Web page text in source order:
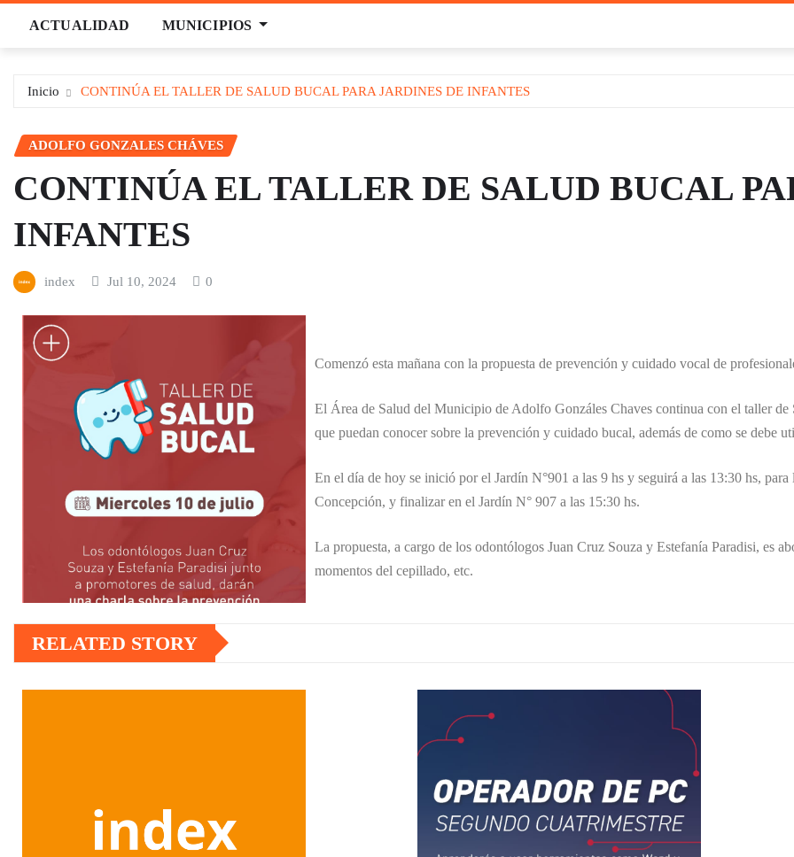
ACTUALIDAD MUNICIPIOS
Inicio CONTINÚA EL TALLER DE SALUD BUCAL PARA JARDINES DE INFANTES
ADOLFO GONZALES CHÁVES
CONTINÚA EL TALLER DE SALUD BUCAL
INFANTES
index Jul 10, 2024 0
Comenzó esta mañana con la propuesta de prevención y cuidado vocal de
El Área de Salud del Municipio de Adolfo Gonzáles Chaves continua con el taller
que puedan conocer sobre la prevención y cuidado bucal, además de como se debe
En el día de hoy se inició por el Jardín N°901 a las 9 hs y seguirá a las 13:30 hs,
Concepción, y finalizar en el Jardín N° 907 a las 15:30 hs.
La propuesta, a cargo de los odontólogos Juan Cruz Souza y Estefanía Paradisi, es
momentos del cepillado, etc.
RELATED STORY